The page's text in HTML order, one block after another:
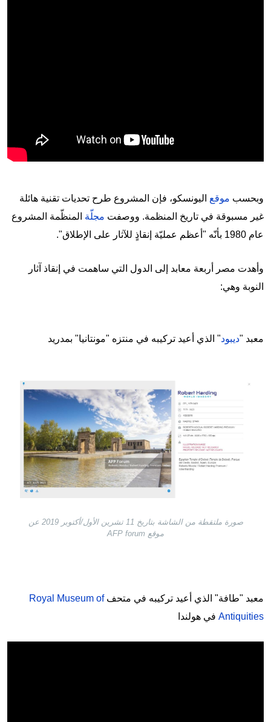
وبحسب موقع اليونسكو، فإن المشروع طرح تحديات تقنية هائلة
غير مسبوقة في تاريخ المنظمة. ووصفت مجلّة المنظّمة المشروع
عام 1980 بأنّه "أعظم عمليّة إنقاذٍ للآثار على الإطلاق".
وأهدت مصر أربعة معابد إلى الدول التي ساهمت في إنقاذ آثار
النوبة وهي:
معبد "ديبود" الذي أعيد تركيبه في منتزه "مونتانيا" بمدريد
Image
صورة ملتقطة من الشاشة بتاريخ 11 تشرين الأول/أكتوبر 2019 عن
موقع AFP forum
معبد "طافة" الذي أعيد تركيبه في متحفRoyal Museum of
Antiquities في هولندا